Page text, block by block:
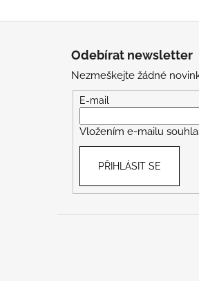
Odebírat newsletter
Nezmeškejte žádné
E-mail
Vložením e-mailu
PŘIHLÁSIT SE